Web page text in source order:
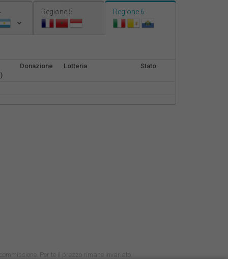
Regione 5 Regione 6
Donazione Lotteria Stato
Per te il prezzo rimane invariato.
Nederlands